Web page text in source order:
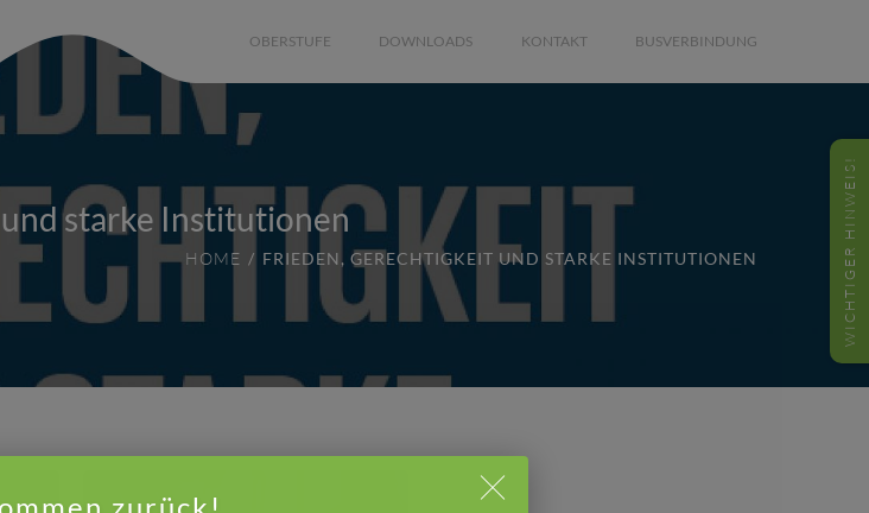
WICHTIGER HINWEIS!
zurück!
OBERSTUFE DOWNLOADS KONTAKT BUSVERBINDUNG
starke Institutionen
HOME FRIEDEN, GERECHTIGKEIT UND STARKE INSTITUTIONEN